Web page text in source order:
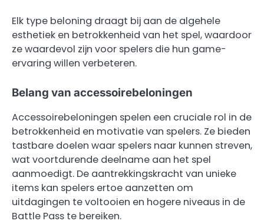
Elk type beloning draagt bij aan de algehele
esthetiek en betrokkenheid van het spel, waardoor
ze waardevol zijn voor spelers die hun game-
ervaring willen verbeteren.
Belang van accessoirebeloningen
Accessoirebeloningen spelen een cruciale rol in de
betrokkenheid en motivatie van spelers. Ze bieden
tastbare doelen waar spelers naar kunnen streven,
wat voortdurende deelname aan het spel
aanmoedigt. De aantrekkingskracht van unieke
items kan spelers ertoe aanzetten om
uitdagingen te voltooien en hogere niveaus in de
Battle Pass te bereiken.